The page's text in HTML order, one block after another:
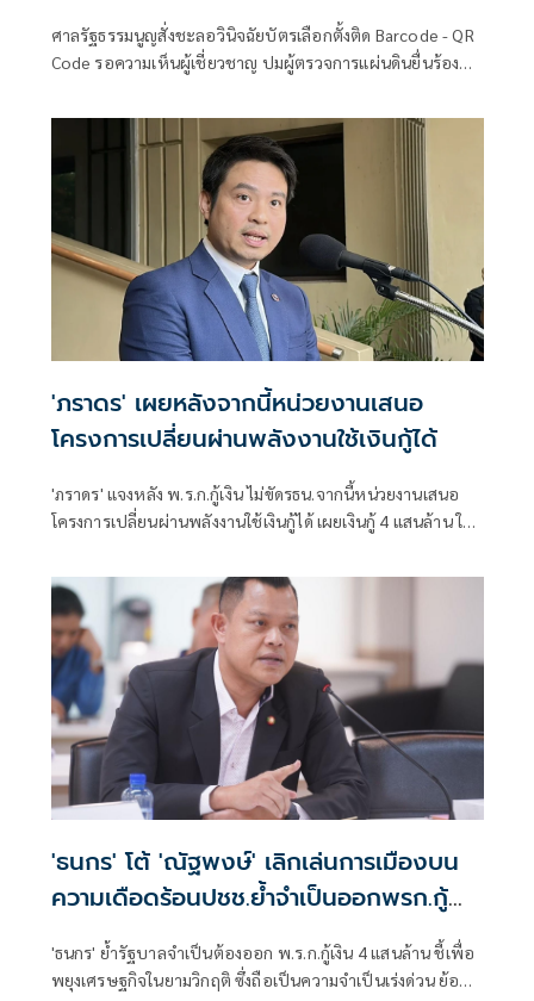
ศาลรัฐธรรมนูญสั่งชะลอวินิจฉัยบัตรเลือกตั้งติด Barcode - QR
Code รอความเห็นผู้เชี่ยวชาญ ปมผู้ตรวจการแผ่นดินยื่นร้องส่อ
'ภราดร' เผยหลังจากนี้หน่วยงานเสนอ
โครงการเปลี่ยนผ่านพลังงานใช้เงินกู้ได้
'ภราดร' แจงหลัง พ.ร.ก.กู้เงิน ไม่ขัดรธน.จากนี้หน่วยงานเสนอ
โครงการเปลี่ยนผ่านพลังงานใช้เงินกู้ได้ เผยเงินกู้ 4 แสนล้าน ใช้
กระตุ้นเศรษฐกิจ
'ธนกร' โต้ 'ณัฐพงษ์' เลิกเล่นการเมืองบน
ความเดือดร้อนปชช.ย้ำจำเป็นออกพรก.กู้
เงิน 4 แสนล้าน
'ธนกร' ย้ำรัฐบาลจำเป็นต้องออก พ.ร.ก.กู้เงิน 4 แสนล้าน ชี้เพื่อ
พยุงเศรษฐกิจในยามวิกฤติ ซึ่งถือเป็นความจำเป็นเร่งด่วน ย้อน